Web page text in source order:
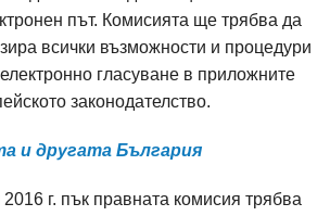
път. Комисията ще трябва да
всички възможности и процедури
гласуване в приложните
законодателство.
и другата България​
г. пък правната комисия трябва